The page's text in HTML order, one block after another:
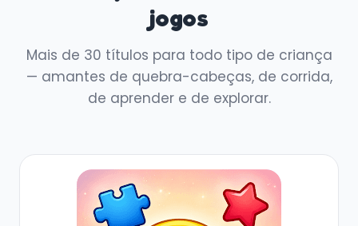
jogos
Mais de 30 títulos para todo tipo de criança
— amantes de quebra-cabeças, de corrida,
de aprender e de explorar.